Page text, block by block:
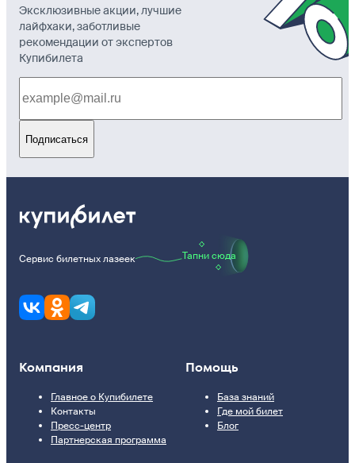
Эксклюзивные акции, лучшие
лайфхаки, заботливые
рекомендации от экспертов
Купибилета
Подписаться
Сервис билетных лазеек Тапни сюда
Компания
Главное о Купибилете
Контакты
Пресс-центр
Партнерская программа
Помощь
База знаний
Где мой билет
Блог